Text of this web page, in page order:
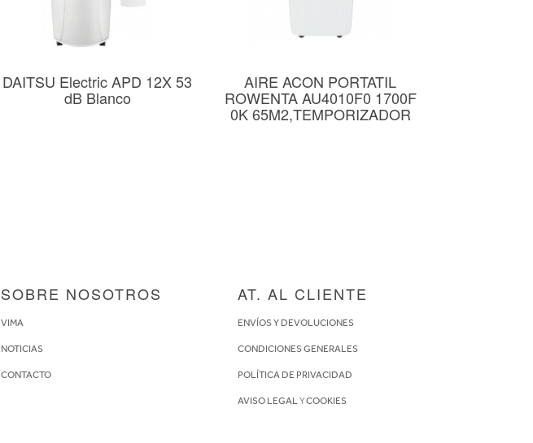
DAITSU Electric APD 12X 53
dB Blanco
AIRE ACON PORTATIL
ROWENTA AU4010F0 1700F
0K 65M2,TEMPORIZADOR
SOBRE NOSOTROS
VIMA
NOTICIAS
CONTACTO
AT. AL CLIENTE
ENVÍOS Y DEVOLUCIONES
CONDICIONES GENERALES
POLÍTICA DE PRIVACIDAD
AVISO LEGALYCOOKIES